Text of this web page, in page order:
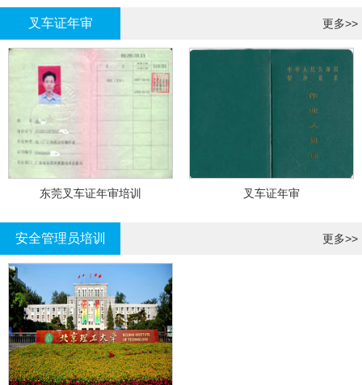
叉车证年审 更多>>
东莞叉车证年审培训 叉车证年审
安全管理员培训 更多>>